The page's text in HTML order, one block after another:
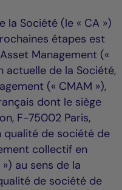
la Société (le « CA »)
étapes est
Management («
actuelle de la Société,
(« CMAM »),
dont le siège
F-75002 Paris,
qualité de société de
collectif en
au sens de la
de société de